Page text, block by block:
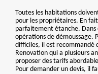
Toutes les habitations
pour les propriétaires. En
parfaitement étanche. Dans
opérations de démoussage.
difficiles, il est recommandé
Renovation qui a plusieurs
proposer des tarifs
Pour demander un devis, il